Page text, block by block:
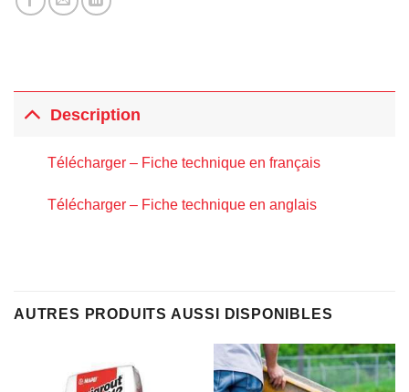
Description
Télécharger – Fiche technique en français
Télécharger – Fiche technique en anglais
AUTRES PRODUITS AUSSI DISPONIBLES